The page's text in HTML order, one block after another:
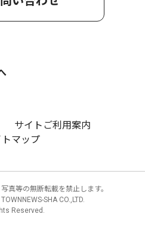
サイトご利用案内
トマップ
真等の無断転載を禁止します。
SHA CO.,LTD.
Reserved.